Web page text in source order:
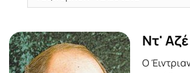
Ντ'
Ο